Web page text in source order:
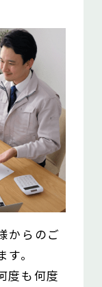
からのご
。
度も何度